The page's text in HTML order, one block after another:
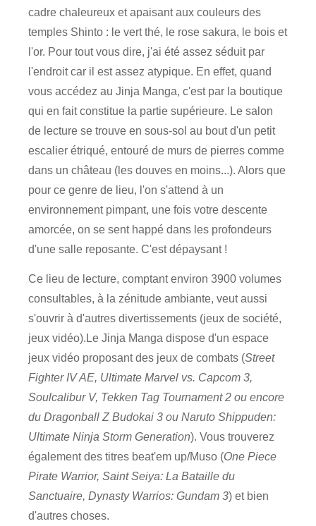
cadre chaleureux et apaisant aux couleurs des
temples Shinto : le vert thé, le rose sakura, le bois et
l'or. Pour tout vous dire, j'ai été assez séduit par
l'endroit car il est assez atypique. En effet, quand
vous accédez au Jinja Manga, c'est par la boutique
qui en fait constitue la partie supérieure. Le salon
de lecture se trouve en sous-sol au bout d'un petit
escalier étriqué, entouré de murs de pierres comme
dans un château (les douves en moins...). Alors que
pour ce genre de lieu, l'on s'attend à un
environnement pimpant, une fois votre descente
amorcée, on se sent happé dans les profondeurs
d'une salle reposante. C'est dépaysant !
Ce lieu de lecture, comptant environ 3900 volumes
consultables, à la zénitude ambiante, veut aussi
s'ouvrir à d'autres divertissements (jeux de société,
jeux vidéo).Le Jinja Manga dispose d'un espace
jeux vidéo proposant des jeux de combats (Street
Fighter IV AE, Ultimate Marvel vs. Capcom 3,
Soulcalibur V, Tekken Tag Tournament 2 ou encore
du Dragonball Z Budokai 3 ou Naruto Shippuden:
Ultimate Ninja Storm Generation). Vous trouverez
également des titres beat'em up/Muso (One Piece
Pirate Warrior, Saint Seiya: La Bataille du
Sanctuaire, Dynasty Warrios: Gundam 3) et bien
d'autres choses.